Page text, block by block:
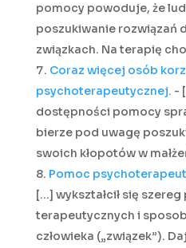
pomocy powoduje, że
poszukiwanie rozwiązań
związkach. Na terapię
Coraz więcej osób
psychoterapeutycznej. -
dostępności pomocy
bierze pod uwagę
swoich kłopotów w
Pomoc
[…] wykształcił się
terapeutycznych i
człowieka („związek”).